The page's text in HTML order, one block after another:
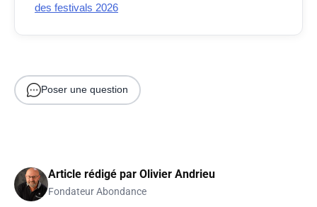
des festivals 2026
Poser une question
Article rédigé par Olivier Andrieu
Fondateur Abondance